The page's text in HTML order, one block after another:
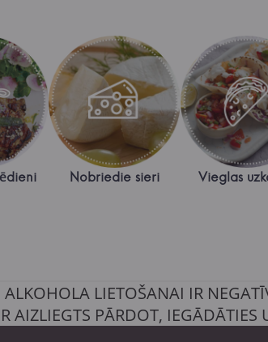
Nobriedie sieri Vieglas
ALKOHOLA LIETOŠANAI IR
AIZLIEGTS PĀRDOT,